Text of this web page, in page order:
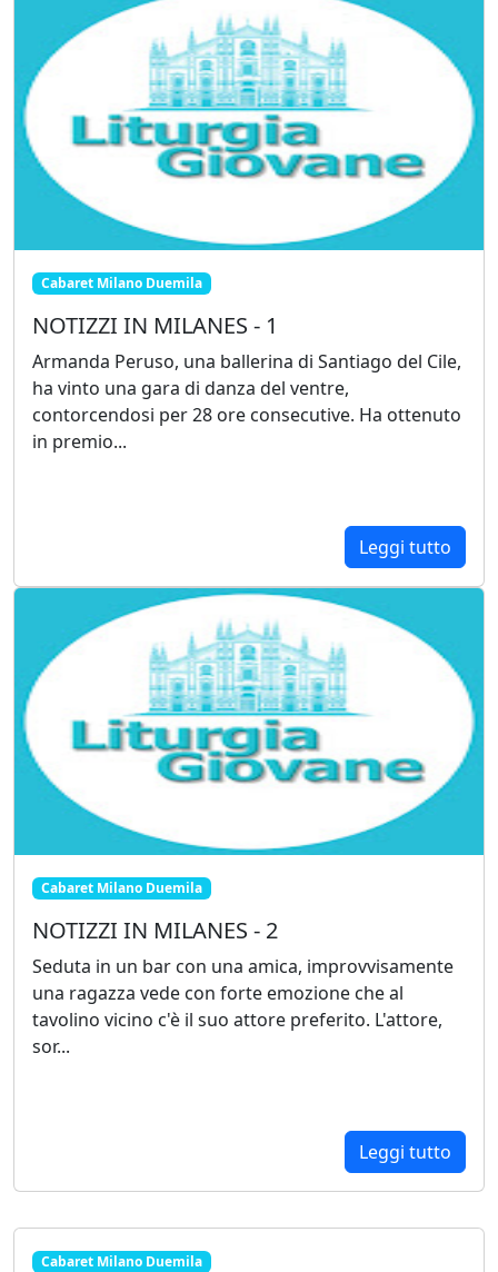
Cabaret Milano Duemila
NOTIZZI IN MILANES - 1
Armanda Peruso, una ballerina di Santiago del Cile,
ha vinto una gara di danza del ventre,
contorcendosi per 28 ore consecutive. Ha ottenuto
in premio...
Leggi tutto
Cabaret Milano Duemila
NOTIZZI IN MILANES - 2
Seduta in un bar con una amica, improvvisamente
una ragazza vede con forte emozione che al
tavolino vicino c'è il suo attore preferito. L'attore,
sor...
Leggi tutto
Cabaret Milano Duemila